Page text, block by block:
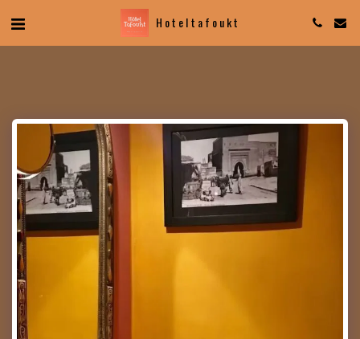
Hotel tafoukt